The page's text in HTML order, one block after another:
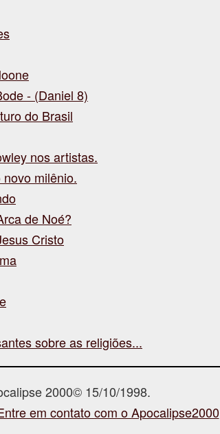
- (Daniel 8)
do Brasil
nos artistas.
milênio.
de Noé?
Cristo
sobre as religiões...
2000© 15/10/1998.
em contato com o Apocalipse2000